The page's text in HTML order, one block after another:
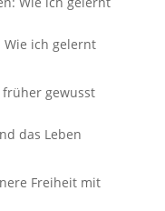
ich gelernt
das Leben